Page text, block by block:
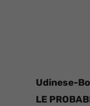
Udinese-
LE